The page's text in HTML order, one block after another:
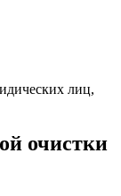
лиц,
очистки